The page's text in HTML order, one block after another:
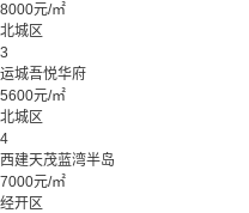
8000元/㎡
北城区
3
运城吾悦华府
5600元/㎡
北城区
4
西建天茂蓝湾半岛
7000元/㎡
经开区